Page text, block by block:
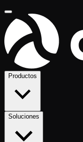
Productos
Soluciones